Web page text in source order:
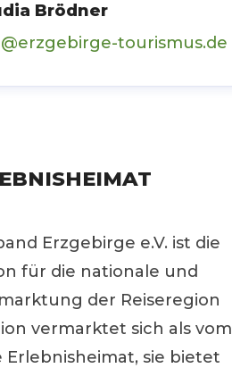
Brödner
tourismus.de
Erzgebirge e.V. ist die
für die nationale und
der Reiseregion
vermarktet sich als vom
sie bietet